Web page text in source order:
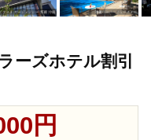
ーズホテル割引
円